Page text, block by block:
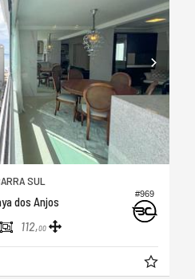
#969
SUL
dos Anjos
112,00